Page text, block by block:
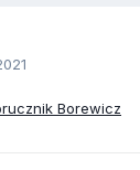
Borewicz